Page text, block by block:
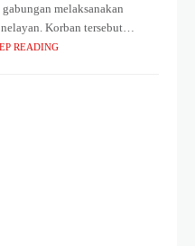
melaksanakan
Korban tersebut
Pantai Medewi, Kecamatan
READING